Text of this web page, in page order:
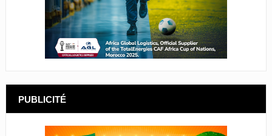
PUBLICITÉ